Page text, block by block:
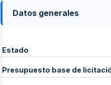
Datos generales
Estado
Presupuesto base de